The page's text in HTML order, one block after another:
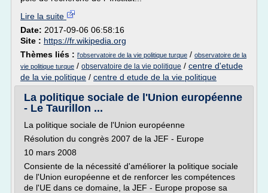
Lire la suite
Date: 2017-09-06 06:58:16
Site : https://fr.wikipedia.org
Thèmes liés : l'observatoire de la vie politique turque / observatoire de la
vie politique turque / observatoire de la vie politique / centre d'etude
de la vie politique / centre d etude de la vie politique
La politique sociale de l'Union européenne
- Le Taurillon ...
La politique sociale de l'Union européenne
Résolution du congrès 2007 de la JEF - Europe
10 mars 2008
Consiente de la nécessité d'améliorer la politique sociale
de l'Union européenne et de renforcer les compétences
de l'UE dans ce domaine, la JEF - Europe propose sa